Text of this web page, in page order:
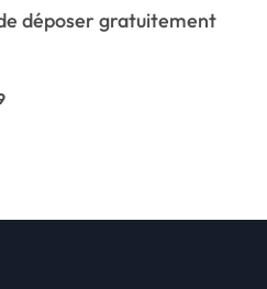
déposer gratuitement